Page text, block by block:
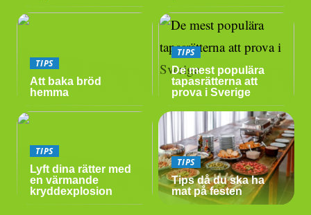
TIPS
Att baka bröd
hemma
TIPS
De mest populära
tapasrätterna att
prova i Sverige
TIPS
Lyft dina rätter med
en värmande
kryddexplosion
TIPS
Tips då du ska ha
mat på festen